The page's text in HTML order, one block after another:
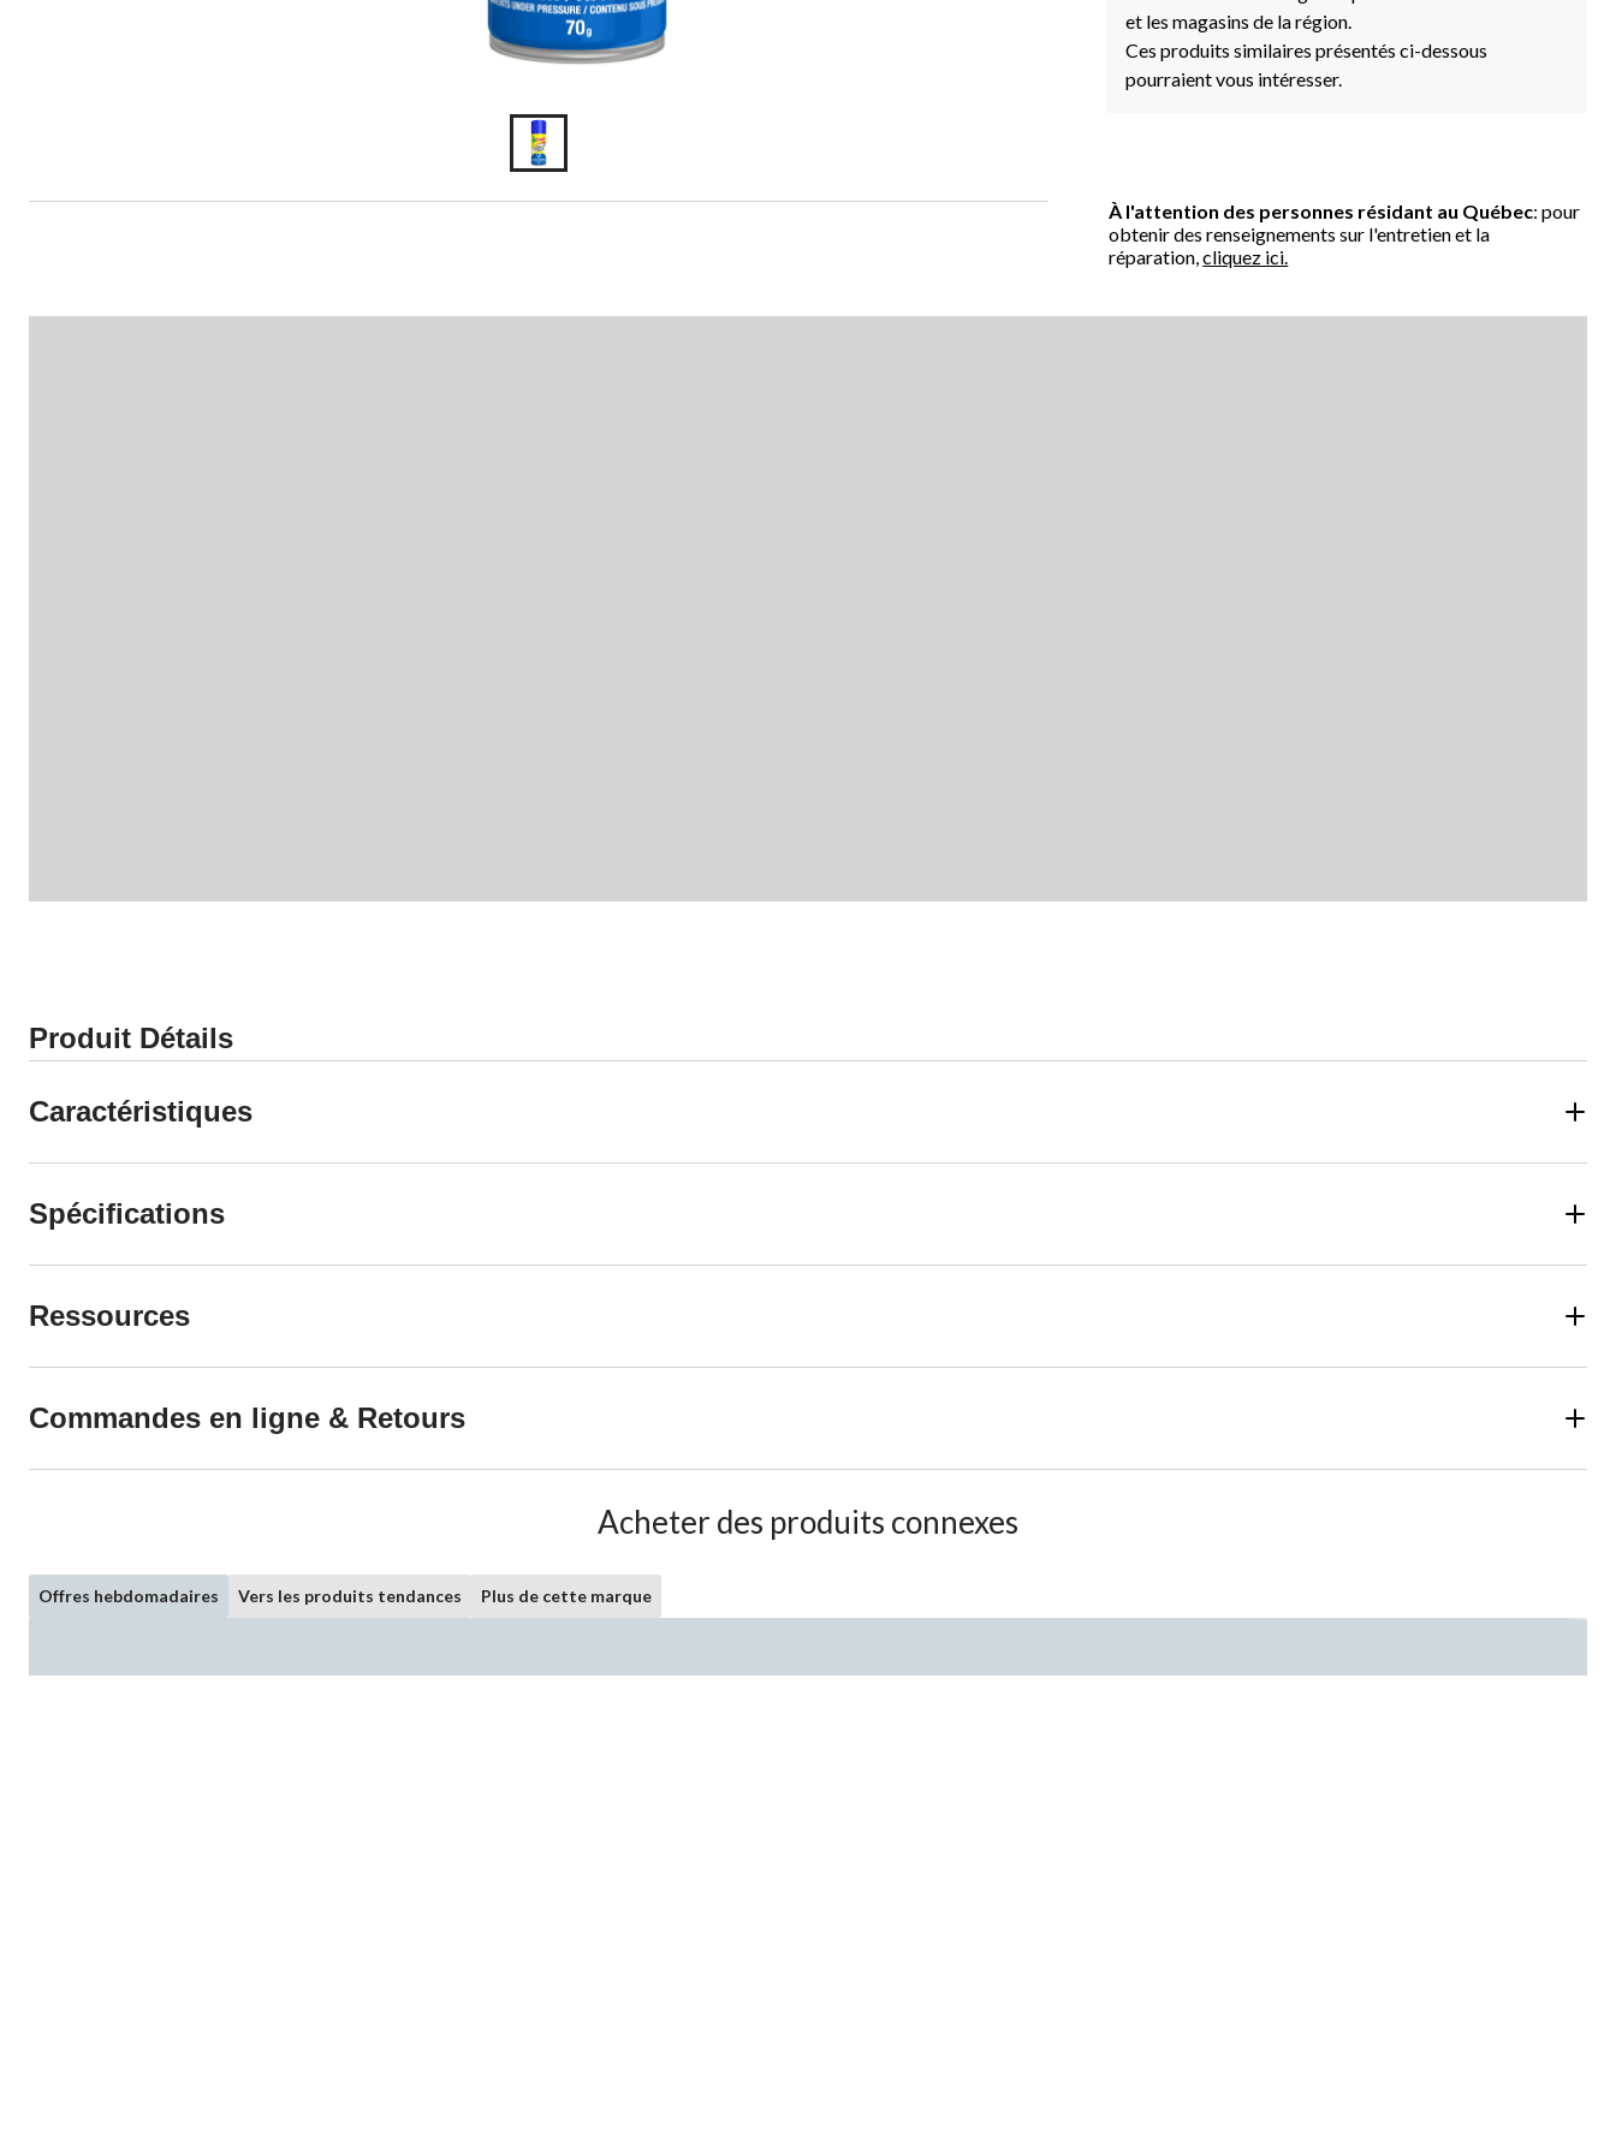
et les magasins de la région.
Ces produits similaires présentés ci-dessous
pourraient vous intéresser.
À l'attention des personnes résidant au Québec: pour
obtenir des renseignements sur l'entretien et la
réparation,cliquez ici.
Produit Détails
Caractéristiques
Spécifications
Ressources
Commandes en ligne & Retours
Acheter des produits connexes
Offres hebdomadaires Vers les produits tendances Plus de cette marque